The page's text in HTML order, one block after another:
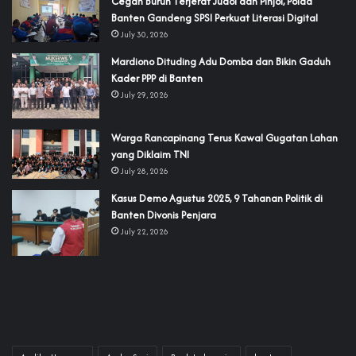
Banten Gandeng SPSI Perkuat Literasi Digital
July 30, 2026
‎Mardiono Dituding Adu Domba dan Bikin Gaduh
Kader PPP di Banten
July 29, 2026
‎Warga Rancapinang Terus Kawal Gugatan Lahan
yang Diklaim TNI‎‎
July 28, 2026
‎Kasus Demo Agustus 2025, 9 Tahanan Politik di
Banten Divonis Penjara
July 22, 2026